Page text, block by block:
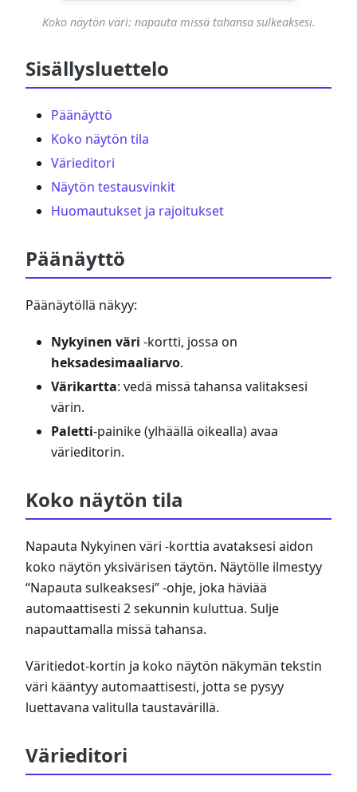
Koko näytön väri: napauta missä tahansa sulkeaksesi.
Sisällysluettelo
Päänäyttö
Koko näytön tila
Värieditori
Näytön testausvinkit
Huomautukset ja rajoitukset
Päänäyttö
Päänäytöllä näkyy:
Nykyinen väri -kortti, jossa on
heksadesimaaliarvo.
Värikartta: vedä missä tahansa valitaksesi
värin.
Paletti-painike (ylhäällä oikealla) avaa
värieditorin.
Koko näytön tila
Napauta Nykyinen väri -korttia avataksesi aidon
koko näytön yksivärisen täytön. Näytölle ilmestyy
“Napauta sulkeaksesi” -ohje, joka häviää
automaattisesti 2 sekunnin kuluttua. Sulje
napauttamalla missä tahansa.
Väritiedot-kortin ja koko näytön näkymän tekstin
väri kääntyy automaattisesti, jotta se pysyy
luettavana valitulla taustavärillä.
Värieditori